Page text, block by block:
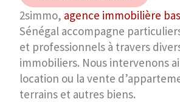
2simmo, agence immobilière
Sénégal accompagne
et professionnels à travers
immobiliers. Nous intervenons
location ou la vente
terrains et autres biens.